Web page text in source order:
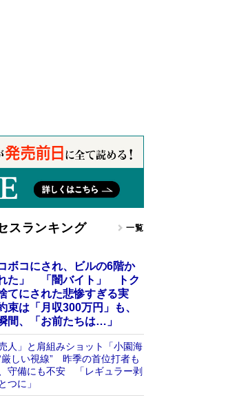
スランキング 一覧
ボコにされ、ビルの6階か
た」 「闇バイト」 トク
てにされた悲惨すぎる実
は「月収300万円」も、
間、「お前たちは…」
人」と肩組みショット「小園海
厳しい視線” 昨季の首位打者も
守備にも不安 「レギュラー剥
つに」